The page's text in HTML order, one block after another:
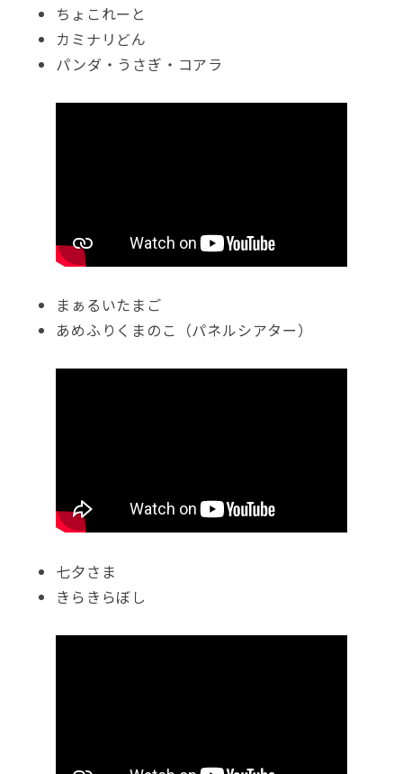
ちょこれーと
カミナリどん
パンダ・うさぎ・コアラ
まぁるいたまご
あめふりくまのこ（パネルシアター）
七夕さま
きらきらぼし